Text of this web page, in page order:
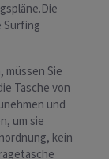
Surfing
müssen Sie
Tasche von
und
um sie
kein